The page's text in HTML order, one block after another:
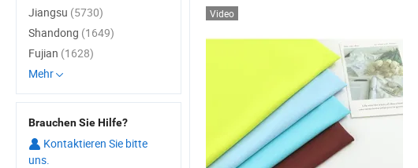
Video
Jiangsu (5730)
Shandong (1649)
Fujian (1628)
Mehr
Brauchen Sie Hilfe?
Kontaktieren Sie bitte
uns.